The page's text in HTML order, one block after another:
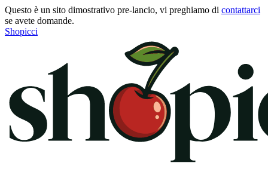
Questo è un sito dimostrativo pre-lancio, vi preghiamo di contattarci
se avete domande.
Shopicci